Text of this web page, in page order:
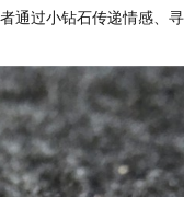
通过小钻石传递情感、寻